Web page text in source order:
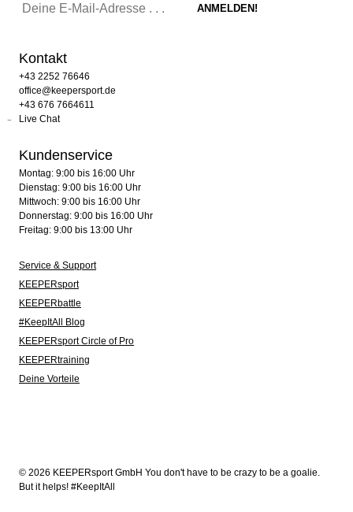
Kontakt
+43 2252 76646
office@keepersport.de
+43 676 7664611
Live Chat
Kundenservice
Montag: 9:00 bis 16:00 Uhr
Dienstag: 9:00 bis 16:00 Uhr
Mittwoch: 9:00 bis 16:00 Uhr
Donnerstag: 9:00 bis 16:00 Uhr
Freitag: 9:00 bis 13:00 Uhr
Service & Support
KEEPERsport
KEEPERbattle
#KeepItAll Blog
KEEPERsport Circle of Pro
KEEPERtraining
Deine Vorteile
© 2026 KEEPERsport GmbH You don't have to be crazy to be a goalie.
But it helps! #KeepItAll